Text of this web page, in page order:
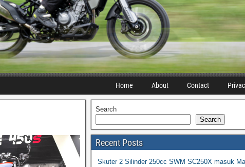
Home About Contact
Search
Search
Recent Posts
Skuter 2 Silinder 250cc SWM SC250X masuk